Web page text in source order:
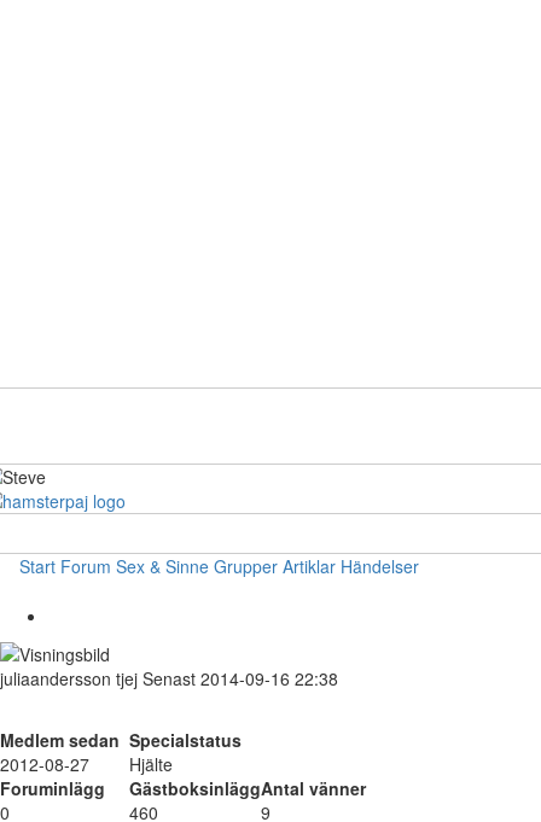
Start Forum Sex & Sinne Grupper Artiklar Händelser
juliaandersson tjej Senast 2014-09-16 22:38
Medlem sedan Specialstatus
2012-08-27
Hjälte
Foruminlägg
GästboksinläggAntal vänner
0
460
9